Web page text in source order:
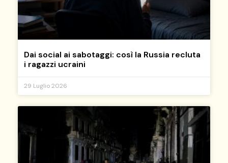
Dai social ai sabotaggi: così la Russia recluta
i ragazzi ucraini
29 Luglio 2026